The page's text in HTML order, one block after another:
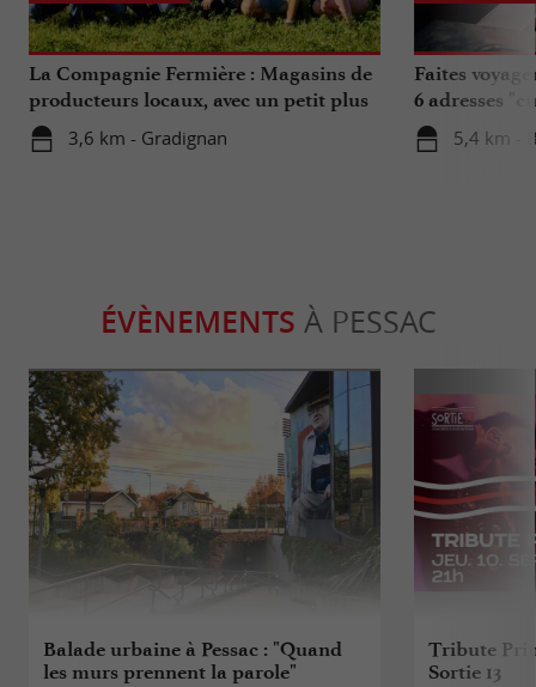
La Compagnie Fermière : Magasins de
producteurs locaux, avec un petit plus
...
3,6 km - Gradignan
Faites
6 adresses
5,4 km -
ÉVÈNEMENTS À PESSAC
Balade urbaine à Pessac : "Quand
les murs prennent la parole"
Tribute
Sortie 13